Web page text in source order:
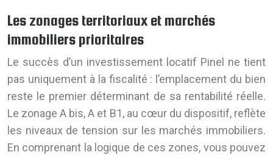
Les zonages territoriaux et marchés
immobiliers prioritaires
Le succès d’un investissement locatif Pinel ne tient
pas uniquement à la fiscalité : l’emplacement du bien
reste le premier déterminant de sa rentabilité réelle.
Le zonage A bis, A et B1, au cœur du dispositif, reflète
les niveaux de tension sur les marchés immobiliers.
En comprenant la logique de ces zones, vous pouvez